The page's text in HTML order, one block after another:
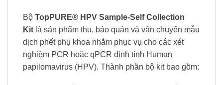
Bộ TopPURE® HPV Sample-SelfCollection
Kit là sản phẩm thu, bảo quản và vận chuyển mẫu
dịch phết phụ khoa nhằm phục vụ cho các xét
nghiệm PCR hoặc qPCR định tính Human
papilomavirus (HPV). Thành phần bộ kit bao gồm: